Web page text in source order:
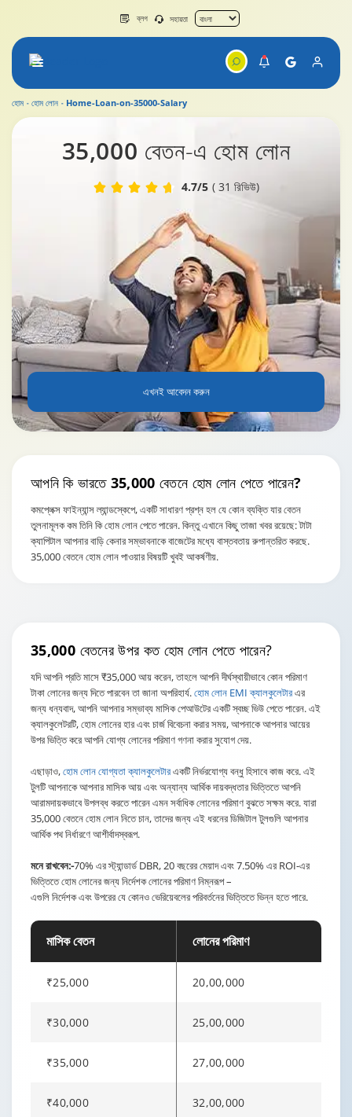
ব্লগ সহায়তা
হোম হোম লোন Home-Loan-on-35000-Salary
35,000 বেতন-এ হোম লোন
4.7/5 ( 31 রিভিউ)
35000 বেতনের উপর হোম লোন
এখনই আবেদন করুন
আপনি কি ভারতে 35,000 বেতনে হোম লোন পেতে পারেন?
কমপ্লেক্স ফাইন্যান্স ল্যান্ডস্কেপে, একটি সাধারণ প্রশ্ন হল যে কোন ব্যক্তি যার বেতন
তুলনামূলক কম তিনি কি হোম লোন পেতে পারেন. কিন্তু এখানে কিছু তাজা খবর রয়েছে: টাটা
ক্যাপিটাল আপনার বাড়ি কেনার সম্ভাবনাকে বাজেটের মধ্যে বাস্তবতায় রুপান্তরিত করছে.
35,000 বেতনে হোম লোন পাওয়ার বিষয়টি খুবই আকর্ষণীয়.
35,000 বেতনেরউপর কত হোম লোন পেতে পারেন?
যদি আপনি প্রতি মাসে ₹35,000 আয় করেন, তাহলে আপনি দীর্ঘস্থায়ীভাবে কোন পরিমাণ
টাকা লোনের জন্য দিতে পারবেন তা জানা অপরিহার্য.হোম লোন EMI ক্যালকুলেটারএর
জন্য ধন্যবাদ, আপনি আপনার সম্ভাব্য মাসিক পেআউটের একটি স্বচ্ছ ভিউ পেতে পারেন. এই
ক্যালকুলেটরটি, হোম লোনের হার এবং চার্জ বিবেচনা করার সময়, আপনাকে আপনার আয়ের
উপর ভিত্তি করে আপনি যোগ্য লোনের পরিমাণ গণনা করার সুযোগ দেয়.
এছাড়াও,হোম লোন যোগ্যতা ক্যালকুলেটারএকটি নির্ভরযোগ্য বন্ধু হিসাবে কাজ করে. এই
টুলটি আপনাকে আপনার মাসিক আয় এবং অন্যান্য আর্থিক দায়বদ্ধতার ভিত্তিতে আপনি
আরামদায়কভাবে উপলব্ধ করতে পারেন এমন সর্বাধিক লোনের পরিমাণ বুঝতে সক্ষম করে. যারা
35,000 বেতনে হোম লোন নিতে চান, তাদের জন্য এই ধরনের ডিজিটাল টুলগুলি আপনার
আর্থিক পথ নির্ধারণে আশীর্বাদস্বরূপ.
মনে রাখবেন:-70% এর স্ট্যান্ডার্ড DBR, 20 বছরের মেয়াদ এবং 7.50% এর ROI-এর
ভিত্তিতে হোম লোনের জন্য নির্দেশক লোনের পরিমাণ নিম্নরূপ –
এগুলি নির্দেশক এবং উপরের যে কোনও ভেরিয়েবলের পরিবর্তনের ভিত্তিতে ভিন্ন হতে পারে.
মাসিক বেতন লোনের পরিমাণ
₹25,000 20,00,000
₹30,000 25,00,000
₹35,000 27,00,000
₹40,000 32,00,000